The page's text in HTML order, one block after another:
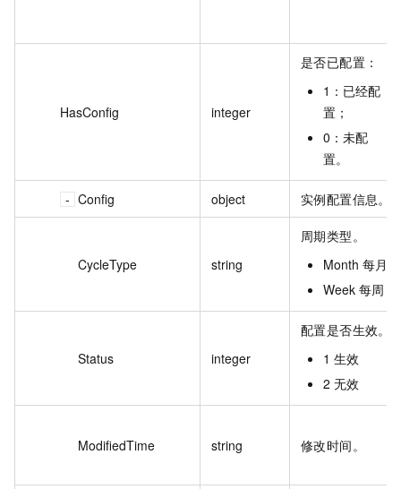
HasConfig integer
是否已配置：
1：已经配
置；
0：未配
置。
Config object 实例配置信息。
CycleType string
周期类型。
Month 每月
Week 每周
Status integer
配置是否生效。
1 生效
2 无效
ModifiedTime string 修改时间。